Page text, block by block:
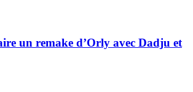
un remake d’Orly avec Dadju et